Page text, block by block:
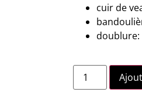
cuir de
doublure: